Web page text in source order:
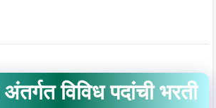
विविध पदांची भरती